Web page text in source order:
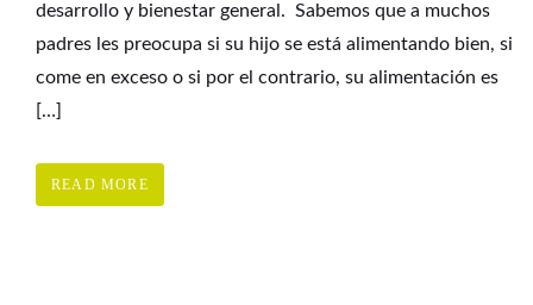
desarrollo y bienestar general. Sabemos que a muchos
padres les preocupa si su hijo se está alimentando bien, si
come en exceso o si por el contrario, su alimentación es
[…]
READ MORE